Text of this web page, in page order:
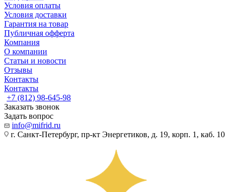
Условия оплаты
Условия доставки
Гарантия на товар
Публичная офферта
Компания
О компании
Статьи и новости
Отзывы
Контакты
Контакты
+7 (812) 98-645-98
Заказать звонок
Задать вопрос
info@mifrid.ru
г. Санкт-Петербург, пр-кт Энергетиков, д. 19, корп. 1, каб. 10